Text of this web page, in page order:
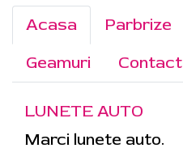
Acasa Parbrize
Geamuri
Contact
LUNETE AUTO
Marci lunete auto.